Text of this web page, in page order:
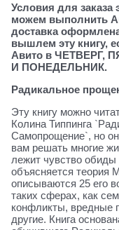
Условия для
можем выполнить
доставка
вышлем эту книгу,
Авито в ЧЕТВЕРГ,
И ПОНЕДЕЛЬНИК.
Радикальное
Эту книгу можно
Колина Типпинга
Самопрощение`, но
вам решать многие
лежит чувство
объясняется теория
описываются 25 его
таких сферах, как
конфликты, вредные
другие. Книга